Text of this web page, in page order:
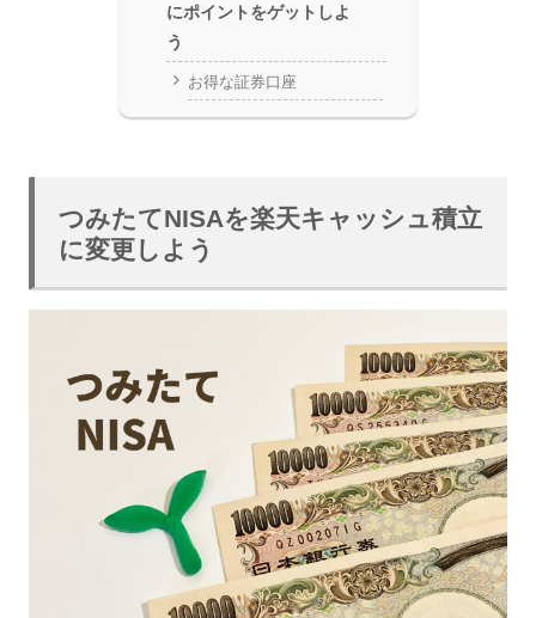
にポイントをゲットしよ
う
お得な証券口座
つみたてNISAを楽天キャッシュ積立
に変更しよう